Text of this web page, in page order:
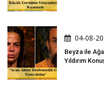
04-08-
Beyza ile
Yıldırım